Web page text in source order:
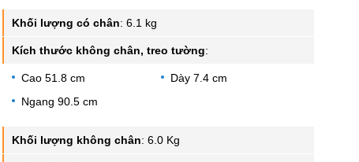
Khối lượng có chân: 6.1 kg
Kích thước không chân, treo tường:
Cao 51.8 cm
Dày 7.4 cm
Ngang 90.5 cm
Khối lượng không chân: 6.0 Kg